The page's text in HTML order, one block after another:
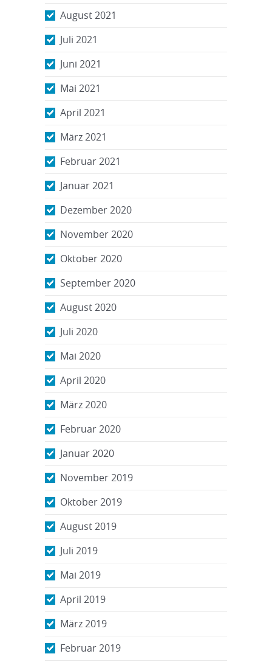
August 2021
Juli 2021
Juni 2021
Mai 2021
April 2021
März 2021
Februar 2021
Januar 2021
Dezember 2020
November 2020
Oktober 2020
September 2020
August 2020
Juli 2020
Mai 2020
April 2020
März 2020
Februar 2020
Januar 2020
November 2019
Oktober 2019
August 2019
Juli 2019
Mai 2019
April 2019
März 2019
Februar 2019